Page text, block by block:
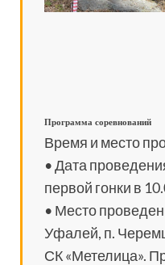
Программа соревнований
Время и место
• Дата
первой гонки в
• Место
Уфалей, п.
СК «Метелица».